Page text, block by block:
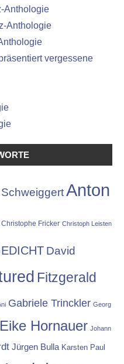
Anthologie
Anthologie
vergessene
Anton
Christophe Fricker Christoph Leisten
David
Fitzgerald
Gabriele Trinckler Georg
Hornauer Johann
Jürgen Bulla Karsten Paul